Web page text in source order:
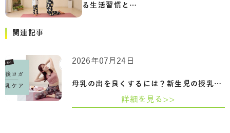
る生活習慣と…
関連記事
母乳の出を良くするには？新生児の授乳回…
2026年07月24日
詳細を見る>>